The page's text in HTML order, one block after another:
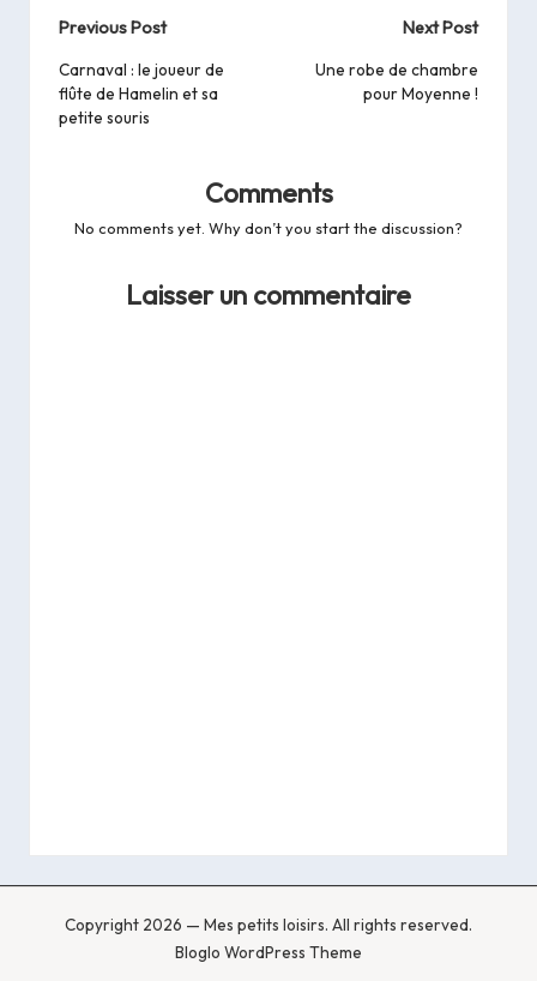
Post
navigation
Previous Post
Carnaval : le joueur de
flûte de Hamelin et sa
petite souris
Next Post
Une robe de chambre
pour Moyenne !
Comments
No comments yet. Why don’t you start the discussion?
Laisser un commentaire
Copyright 2026 — Mes petits loisirs. All rights reserved.
Bloglo WordPress Theme